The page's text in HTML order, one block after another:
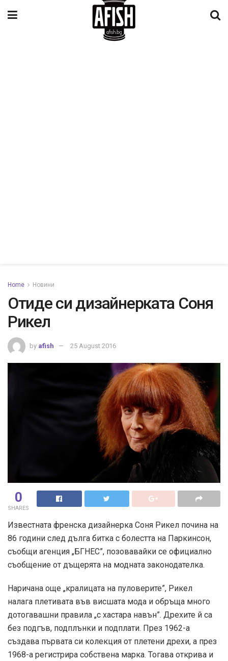
Home Новини
Отиде си дизайнерката Соня
Рикел
by afish 25 August 2016
0
SHARES
Известната френска дизайнерка Соня Рикел почина на
86 години след дълга битка с болестта на Паркинсон,
съобщи агенция „БГНЕС”, позовавайки се официално
съобщение от дъщерята на модната законодателка.
Наричана още „кралицата на пуловерите”, Рикел
налага плетивата във висшата мода и обръща много
дотогавашни правила „с хастара навън”. Дрехите й са
без подгъв, подплънки и подплати. През 1962-а
създава първата си колекция от плетени дрехи, а през
1968-а регистрира собствена марка. Тогава открива и